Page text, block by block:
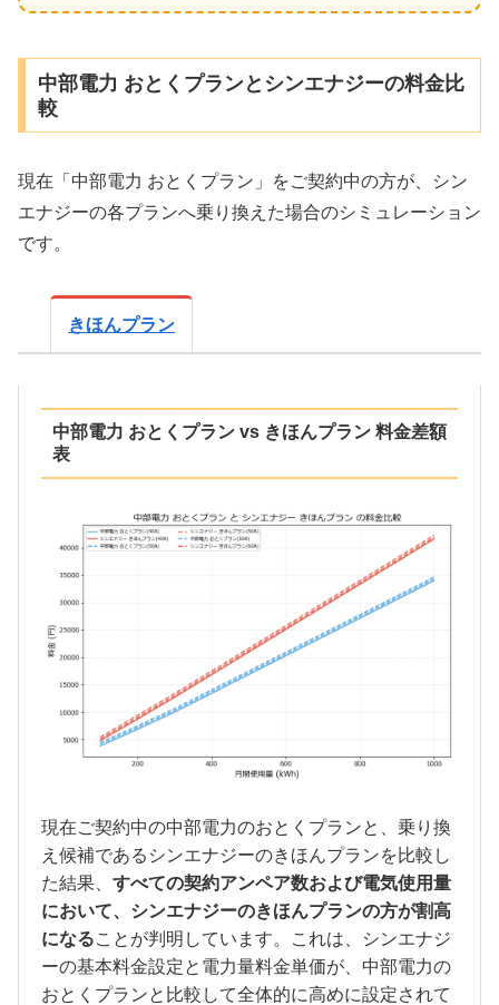
中部電力 おとくプランとシンエナジーの料金比
較
現在「中部電力 おとくプラン」をご契約中の方が、シン
エナジーの各プランへ乗り換えた場合のシミュレーション
です。
きほんプラン
中部電力 おとくプラン vs きほんプラン 料金差額
表
現在ご契約中の中部電力のおとくプランと、乗り換
え候補であるシンエナジーのきほんプランを比較し
た結果、 すべての契約アンペア数および電気使用量
において、シンエナジーのきほんプランの方が割高
になることが判明しています。これは、シンエナジ
ーの基本料金設定と電力量料金単価が、中部電力の
おとくプランと比較して全体的に高めに設定されて